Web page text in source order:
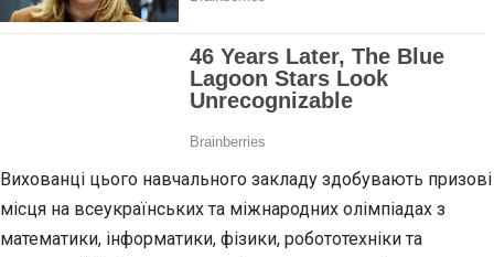
Вихованці цього навчального закладу здобувають призові
місця на всеукраїнських та міжнародних олімпіадах з
математики, інформатики, фізики, робототехніки та